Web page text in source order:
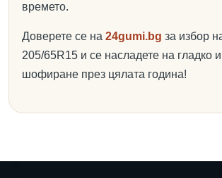
времето.
Доверете се на 24gumi.bg за избор
205/65R15 и се насладете на гладко
шофиране през цялата година!